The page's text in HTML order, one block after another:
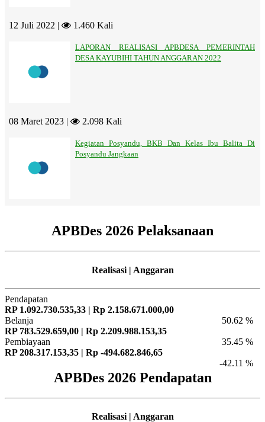
12 Juli 2022 | 1.460 Kali
LAPORAN REALISASI APBDESA PEMERINTAH
DESA KAYUBIHI TAHUN ANGGARAN 2022
08 Maret 2023 | 2.098 Kali
Kegiatan Posyandu, BKB Dan Kelas Ibu Balita Di
Posyandu Jangkaan
APBDes 2026 Pelaksanaan
Realisasi | Anggaran
Pendapatan
RP 1.092.730.535,33 | Rp 2.158.671.000,00
50.62 %
Belanja
RP 783.529.659,00 | Rp 2.209.988.153,35
35.45 %
Pembiayaan
RP 208.317.153,35 | Rp -494.682.846,65
-42.11 %
APBDes 2026 Pendapatan
Realisasi | Anggaran